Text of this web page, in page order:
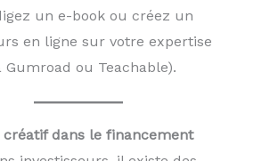
un e-book ou créez un
en ligne sur votre expertise
Gumroad ou Teachable).
créatif dans le financement